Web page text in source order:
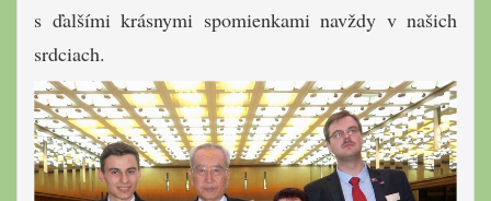
s ďalšími krásnymi spomienkami navždy v našich
srdciach.